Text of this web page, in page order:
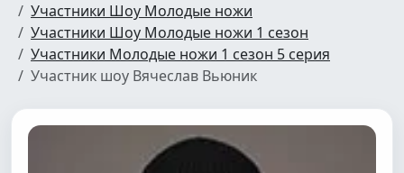
Участники Шоу Молодые ножи
Участники Шоу Молодые ножи 1 сезон
Участники Молодые ножи 1 сезон 5 серия
Участник шоу Вячеслав Вьюник